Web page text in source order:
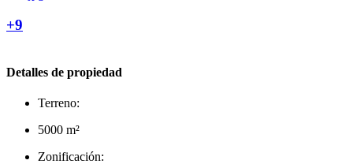
+9
Detalles de propiedad
Terreno:
5000 m²
Zonificación: